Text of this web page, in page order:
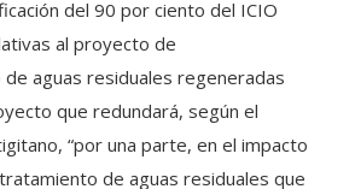
del 90 por ciento del ICIO
al proyecto de
aguas residuales regeneradas
que redundará, según el
“por una parte, en el impacto
de aguas residuales que